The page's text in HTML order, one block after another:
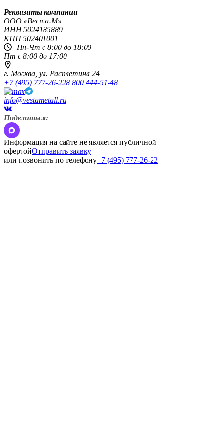
Реквизиты компании
OOO «Веста-М»
ИНН5024185889
КПП502401001
Пн-Чт с 8:00 до 18:00
Пт с 8:00 до 17:00
г. Москва, ул. Расплетина 24
+7 (495) 777-26-228 800 444-51-48
info@vestametall.ru
Поделиться:
Информация на сайте не является публичной
офертойОтправить заявку
или позвонить по телефону+7 (495) 777-26-22